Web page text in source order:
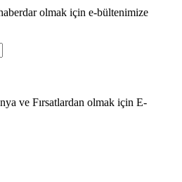
olmak için e-bültenimize
ve Fırsatlardan olmak için E-